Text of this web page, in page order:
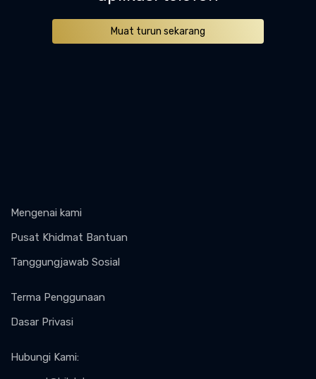
Muat turun sekarang
Mengenai kami
Pusat Khidmat Bantuan
Tanggungjawab Sosial
Terma Penggunaan
Dasar Privasi
Hubungi Kami: